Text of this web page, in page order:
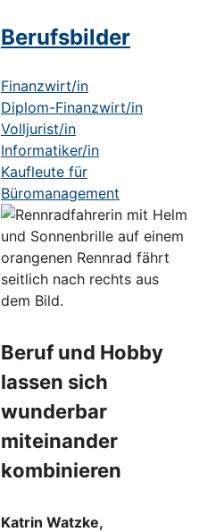
Berufsbilder
Finanzwirt/in
Diplom-Finanzwirt/in
Volljurist/in
Informatiker/in
Kaufleute für
Büromanagement
Beruf und Hobby
lassen sich
wunderbar
miteinander
kombinieren
Katrin Watzke,